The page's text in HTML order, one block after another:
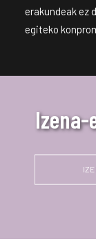
erakundeak ez
egiteko
Izena-